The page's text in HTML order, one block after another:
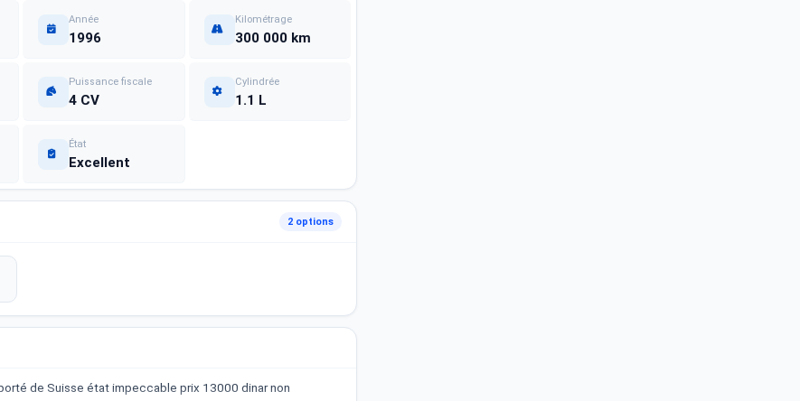
Année
1996
Kilométrage
300 000 km
Puissance fiscale
4 CV
Cylindrée
1.1 L
État
Excellent
2 options
de Suisse état impeccable prix 13000 dinar non